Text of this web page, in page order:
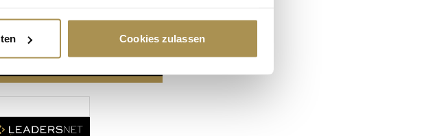
und legen Sie Ihre Präferenzen im
für soziale Medien anbieten zu können
Unsere Partner führen diese Informationen
Cookies zulassen